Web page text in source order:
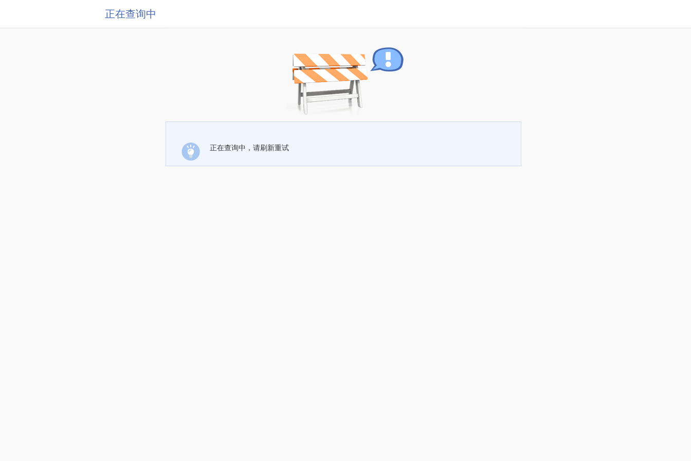
正在查询中
正在查询中，请刷新重试